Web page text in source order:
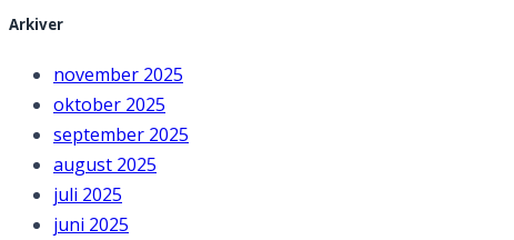
Arkiver
november 2025
oktober 2025
september 2025
august 2025
juli 2025
juni 2025